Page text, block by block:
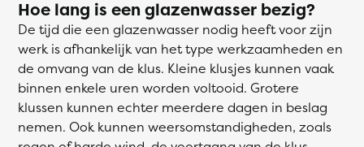
Hoe lang is een glazenwasser bezig?
De tijd die een glazenwasser nodig heeft voor zijn
werk is afhankelijk van het type werkzaamheden en
de omvang van de klus. Kleine klusjes kunnen vaak
binnen enkele uren worden voltooid. Grotere
klussen kunnen echter meerdere dagen in beslag
nemen. Ook kunnen weersomstandigheden, zoals